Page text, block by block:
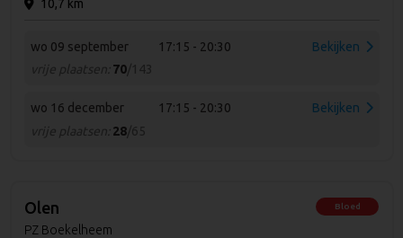
10,7 km
wo 09 september
17:15 - 20:30
vrije plaatsen: 70/143
Bekijken
wo 16 december
17:15 - 20:30
vrije plaatsen: 28/65
Bekijken
Olen
PZ Boekelheem
Bloed